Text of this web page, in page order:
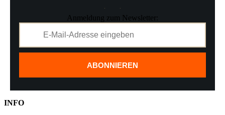
Anmeldung zum Newsletter:
ABONNIEREN
INFO